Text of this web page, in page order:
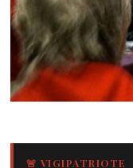
🚨 VIGIPATRIOTE